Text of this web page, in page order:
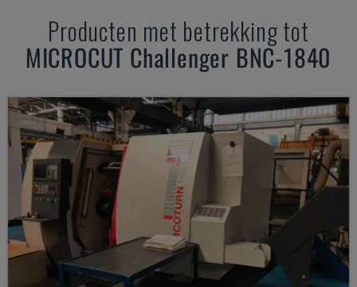
Producten met betrekking tot
MICROCUT Challenger BNC-1840